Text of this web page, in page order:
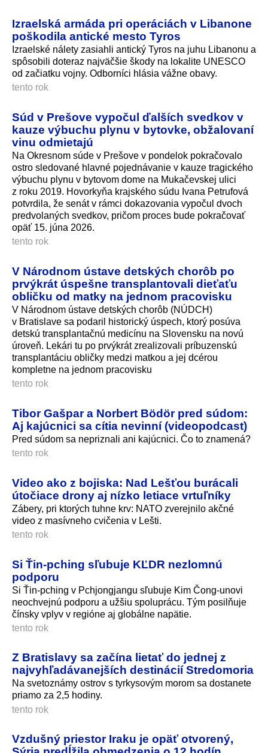
Izraelská armáda pri operáciách v Libanone
poškodila antické mesto Tyros
Izraelské nálety zasiahli antický Tyros na juhu Libanonu a
spôsobili doteraz najväčšie škody na lokalite UNESCO
od začiatku vojny. Odborníci hlásia vážne obavy.
tento rok
Súd v Prešove vypočul ďalších svedkov v
kauze výbuchu plynu v bytovke, obžalovaní
vinu odmietajú
Na Okresnom súde v Prešove v pondelok pokračovalo
ostro sledované hlavné pojednávanie v kauze tragického
výbuchu plynu v bytovom dome na Mukačevskej ulici
z roku 2019. Hovorkyňa krajského súdu Ivana Petrufová
potvrdila, že senát v rámci dokazovania vypočul dvoch
predvolaných svedkov, pričom proces bude pokračovať
opäť 15. júna 2026.
tento rok
V Národnom ústave detských chorôb po
prvýkrát úspešne transplantovali dieťaťu
obličku od matky na jednom pracovisku
V Národnom ústave detských chorôb (NÚDCH)
v Bratislave sa podaril historický úspech, ktorý posúva
detskú transplantačnú medicínu na Slovensku na novú
úroveň. Lekári tu po prvýkrát zrealizovali príbuzenskú
transplantáciu obličky medzi matkou a jej dcérou
kompletne na jednom pracovisku
tento rok
Tibor Gašpar a Norbert Bödör pred súdom:
Aj kajúcnici sa cítia nevinní (videopodcast)
Pred súdom sa nepriznali ani kajúcnici. Čo to znamená?
tento rok
Video ako z bojiska: Nad Lešťou burácali
útočiace drony aj nízko letiace vrtuľníky
Zábery, pri ktorých tuhne krv: NATO zverejnilo akčné
video z masívneho cvičenia v Lešti.
tento rok
Si Ťin-pching sľubuje KĽDR nezlomnú
podporu
Si Ťin-pching v Pchjongjangu sľubuje Kim Čong-unovi
neochvejnú podporu a užšiu spoluprácu. Tým posilňuje
čínsky vplyv v regióne aj globálne napätie.
tento rok
Z Bratislavy sa začína lietať do jednej z
najvyhľadávanejších destinácií Stredomoria
Na svetoznámy ostrov s tyrkysovým morom sa dostanete
priamo za 2,5 hodiny.
tento rok
Vzdušný priestor Iraku je opäť otvorený,